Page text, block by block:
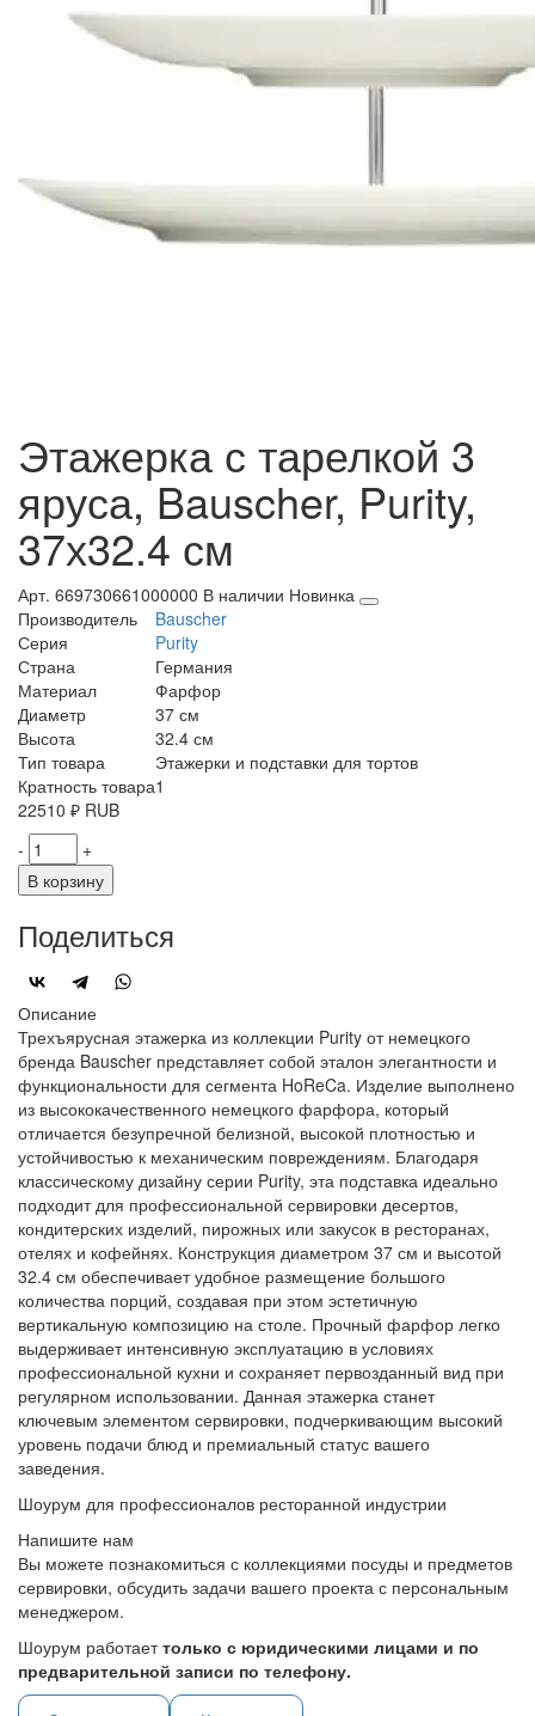
Этажерка с тарелкой 3
яруса, Bauscher, Purity,
37х32.4 см
Арт. 669730661000000 В наличии Новинка
Производитель
Bauscher
Серия
Purity
Страна
Германия
Материал
Фарфор
Диаметр
37 см
Высота
32.4 см
Тип товара
Этажерки и подставки для тортов
Кратность товара1
22510 ₽ RUB
-
+
В корзину
Поделиться
Описание
Трехъярусная этажерка из коллекции Purity от немецкого
бренда Bauscher представляет собой эталон элегантности и
функциональности для сегмента HoReCa. Изделие выполнено
из высококачественного немецкого фарфора, который
отличается безупречной белизной, высокой плотностью и
устойчивостью к механическим повреждениям. Благодаря
классическому дизайну серии Purity, эта подставка идеально
подходит для профессиональной сервировки десертов,
кондитерских изделий, пирожных или закусок в ресторанах,
отелях и кофейнях. Конструкция диаметром 37 см и высотой
32.4 см обеспечивает удобное размещение большого
количества порций, создавая при этом эстетичную
вертикальную композицию на столе. Прочный фарфор легко
выдерживает интенсивную эксплуатацию в условиях
профессиональной кухни и сохраняет первозданный вид при
регулярном использовании. Данная этажерка станет
ключевым элементом сервировки, подчеркивающим высокий
уровень подачи блюд и премиальный статус вашего
заведения.
Шоурум для профессионалов ресторанной индустрии
Напишите нам
Вы можете познакомиться с коллекциями посуды и предметов
сервировки, обсудить задачи вашего проекта с персональным
менеджером.
Шоурум работаеттолько с юридическими лицами и по
предварительной записи по телефону.